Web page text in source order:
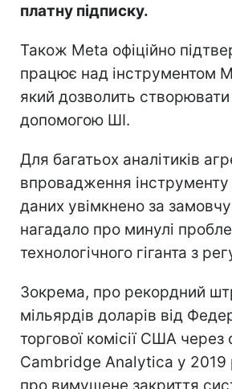
платну підписку.
Також Meta офіційно
працює над інструментом
який дозволить
допомогою ШІ.
Для багатьох аналітиків
впровадження інструменту
даних увімкнено за
нагадало про минулі
технологічного гіганта з
Зокрема, про рекордний
мільярдів доларів від
торгової комісії США через
Cambridge Analytica у 2019
про вимушене закриття